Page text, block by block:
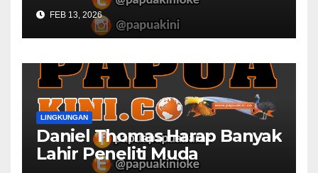
FEB 13, 2026
LINGKUNGAN
Daniel Thomas Harap Banyak
Lahir Peneliti Muda